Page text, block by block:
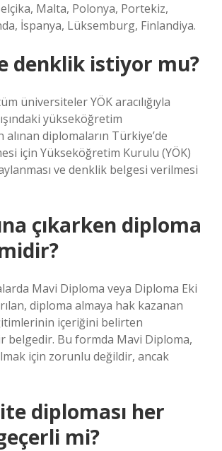
Malta, Polonya, Portekiz,
İspanya, Lüksemburg, Finlandiya.
denklik istiyor mu?
üniversiteler YÖK aracılığıyla
yükseköğretim
alınan diplomaların Türkiye’de
için Yükseköğretim Kurulu (YÖK)
ve denklik belgesi verilmesi
çıkarken diploma
Mavi Diploma veya Diploma Eki
diploma almaya hak kazanan
içeriğini belirten
belgedir. Bu formda Mavi Diploma,
için zorunlu değildir, ancak
diploması her
mi?